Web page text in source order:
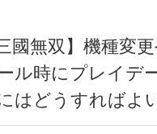
國無双】機種変
ル時にプレイデ
はどうすればよ